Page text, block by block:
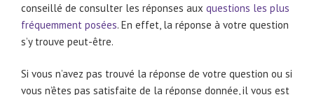
conseillé de consulter les réponses aux questions les plus
fréquemment posées. En effet, la réponse à votre question
s’y trouve peut-être.
Si vous n’avez pas trouvé la réponse de votre question ou si
vous n’êtes pas satisfaite de la réponse donnée, il vous est